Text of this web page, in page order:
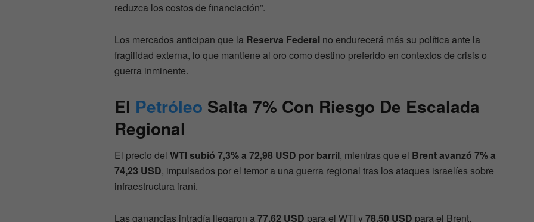
reduzca los costos de financiación”.
Los mercados anticipan que la Reserva Federal no endurecerá más su política ante la
fragilidad externa, lo que mantiene al oro como destino preferido en contextos de crisis o
guerra inminente.
El Petróleo Salta 7% Con Riesgo De Escalada
Regional
El precio del WTI subió 7,3% a 72,98 USD por barril, mientras que el Brent avanzó 7% a
74,23 USD, impulsados por el temor a una guerra regional tras los ataques israelíes sobre
infraestructura iraní.
Las ganancias intradía llegaron a77,62 USD para el WTI y78,50 USD para el Brent,